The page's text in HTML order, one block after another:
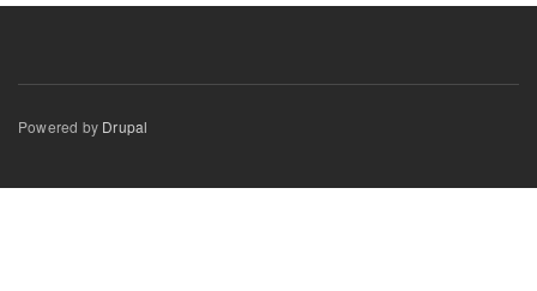
Powered by Drupal